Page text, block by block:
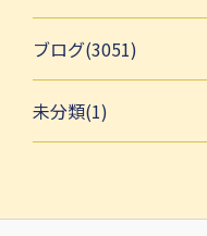
ブログ(3051)
未分類(1)